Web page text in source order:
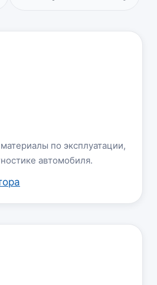
по эксплуатации,
автомобиля.